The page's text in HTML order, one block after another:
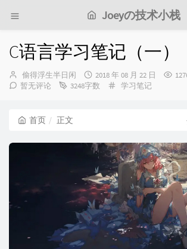
Joeyの技术小栈
C语言学习笔记（一）
博
主：
偷得浮生半日闲
发
布
2018 年 08 月 22 日
暂无评论
3248字数
分
学习笔记
首页 正文